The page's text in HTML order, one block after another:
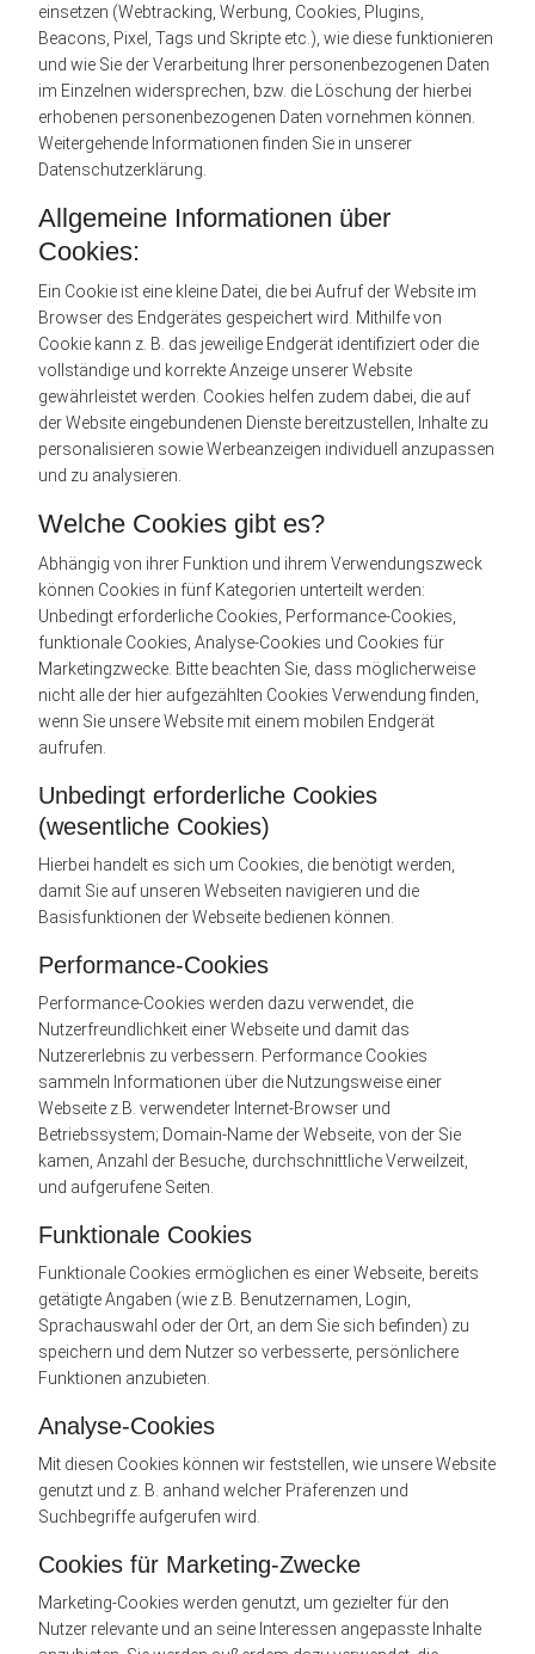
einsetzen (Webtracking, Werbung, Cookies, Plugins,
Beacons, Pixel, Tags und Skripte etc.), wie diese funktionieren
und wie Sie der Verarbeitung Ihrer personenbezogenen Daten
im Einzelnen widersprechen, bzw. die Löschung der hierbei
erhobenen personenbezogenen Daten vornehmen können.
Weitergehende Informationen finden Sie in unserer
Datenschutzerklärung.
Allgemeine Informationen über
Cookies:
Ein Cookie ist eine kleine Datei, die bei Aufruf der Website im
Browser des Endgerätes gespeichert wird. Mithilfe von
Cookie kann z. B. das jeweilige Endgerät identifiziert oder die
vollständige und korrekte Anzeige unserer Website
gewährleistet werden. Cookies helfen zudem dabei, die auf
der Website eingebundenen Dienste bereitzustellen, Inhalte zu
personalisieren sowie Werbeanzeigen individuell anzupassen
und zu analysieren.
Welche Cookies gibt es?
Abhängig von ihrer Funktion und ihrem Verwendungszweck
können Cookies in fünf Kategorien unterteilt werden:
Unbedingt erforderliche Cookies, Performance-Cookies,
funktionale Cookies, Analyse-Cookies und Cookies für
Marketingzwecke. Bitte beachten Sie, dass möglicherweise
nicht alle der hier aufgezählten Cookies Verwendung finden,
wenn Sie unsere Website mit einem mobilen Endgerät
aufrufen.
Unbedingt erforderliche Cookies
(wesentliche Cookies)
Hierbei handelt es sich um Cookies, die benötigt werden,
damit Sie auf unseren Webseiten navigieren und die
Basisfunktionen der Webseite bedienen können.
Performance-Cookies
Performance-Cookies werden dazu verwendet, die
Nutzerfreundlichkeit einer Webseite und damit das
Nutzererlebnis zu verbessern. Performance Cookies
sammeln Informationen über die Nutzungsweise einer
Webseite z.B. verwendeter Internet-Browser und
Betriebssystem; Domain-Name der Webseite, von der Sie
kamen, Anzahl der Besuche, durchschnittliche Verweilzeit,
und aufgerufene Seiten.
Funktionale Cookies
Funktionale Cookies ermöglichen es einer Webseite, bereits
getätigte Angaben (wie z.B. Benutzernamen, Login,
Sprachauswahl oder der Ort, an dem Sie sich befinden) zu
speichern und dem Nutzer so verbesserte, persönlichere
Funktionen anzubieten.
Analyse-Cookies
Mit diesen Cookies können wir feststellen, wie unsere Website
genutzt und z. B. anhand welcher Präferenzen und
Suchbegriffe aufgerufen wird.
Cookies für Marketing-Zwecke
Marketing-Cookies werden genutzt, um gezielter für den
Nutzer relevante und an seine Interessen angepasste Inhalte